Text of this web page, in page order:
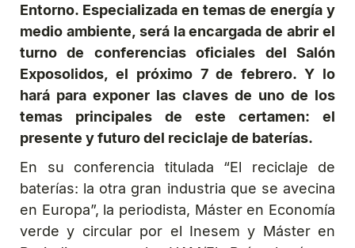
Entorno. Especializada en temas de energía y
medio ambiente, será la encargada de abrir el
turno de conferencias oficiales del Salón
Exposolidos, el próximo 7 de febrero. Y lo
hará para exponer las claves de uno de los
temas principales de este certamen: el
presente y futuro del reciclaje de baterías.
En su conferencia titulada “El reciclaje de
baterías: la otra gran industria que se avecina
en Europa”, la periodista, Máster en Economía
verde y circular por el Inesem y Máster en